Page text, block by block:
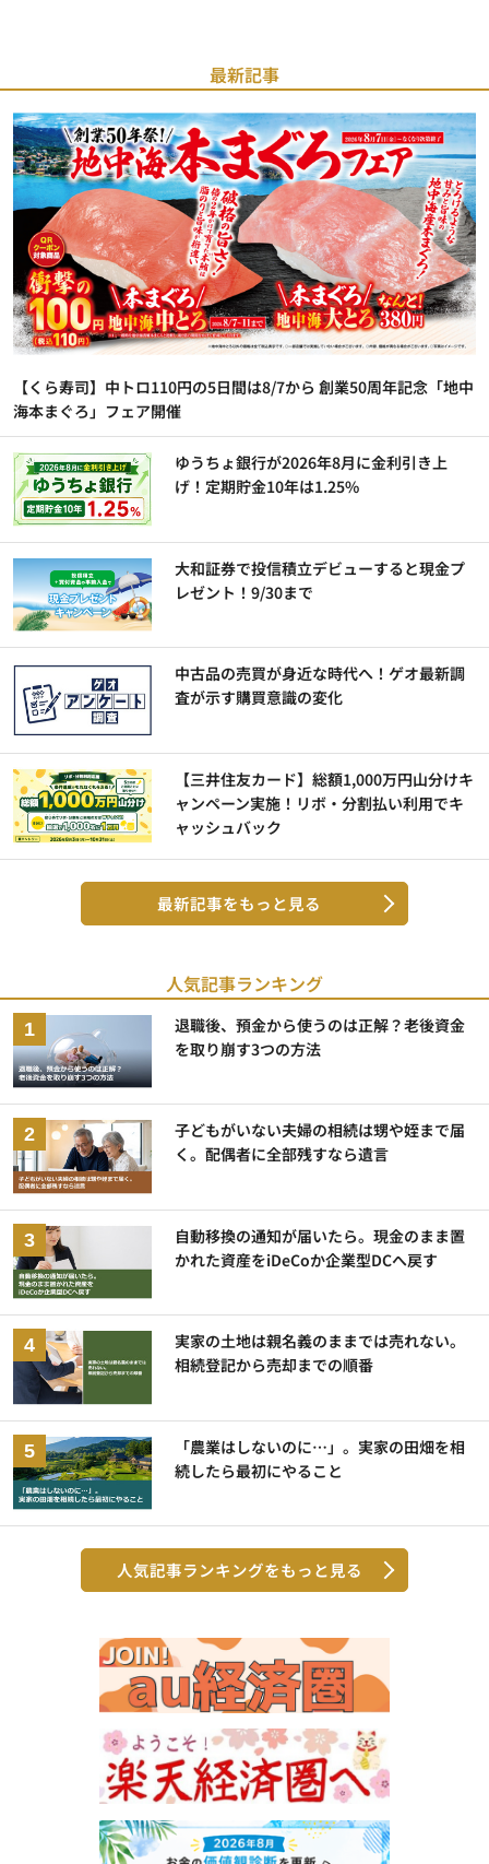
最新記事
【くら寿司】中トロ110円の5日間は8/7から 創業50周年記念「地中
海本まぐろ」フェア開催
ゆうちょ銀行が2026年8月に金利引き上
げ！定期貯金10年は1.25%
大和証券で投信積立デビューすると現金プ
レゼント！9/30まで
中古品の売買が身近な時代へ！ゲオ最新調
査が示す購買意識の変化
【三井住友カード】総額1,000万円山分けキ
ャンペーン実施！リボ・分割払い利用でキ
ャッシュバック
最新記事をもっと見る
人気記事ランキング
退職後、預金から使うのは正解？老後資金
を取り崩す3つの方法
子どもがいない夫婦の相続は甥や姪まで届
く。配偶者に全部残すなら遺言
自動移換の通知が届いたら。現金のまま置
かれた資産をiDeCoか企業型DCへ戻す
実家の土地は親名義のままでは売れない。
相続登記から売却までの順番
「農業はしないのに…」。実家の田畑を相
続したら最初にやること
人気記事ランキングをもっと見る